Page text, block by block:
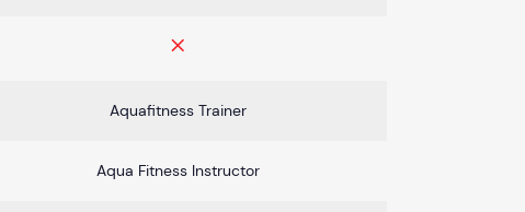
Aquafitness Trainer
Aqua Fitness Instructor